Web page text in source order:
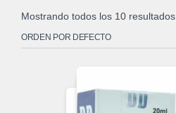
Mostrando todos los 10 resultados